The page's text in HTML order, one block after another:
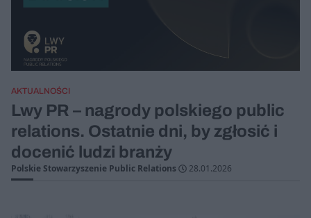
AKTUALNOŚCI
Lwy PR – nagrody polskiego public
relations. Ostatnie dni, by zgłosić i
docenić ludzi branży
Polskie Stowarzyszenie Public Relations 28.01.2026